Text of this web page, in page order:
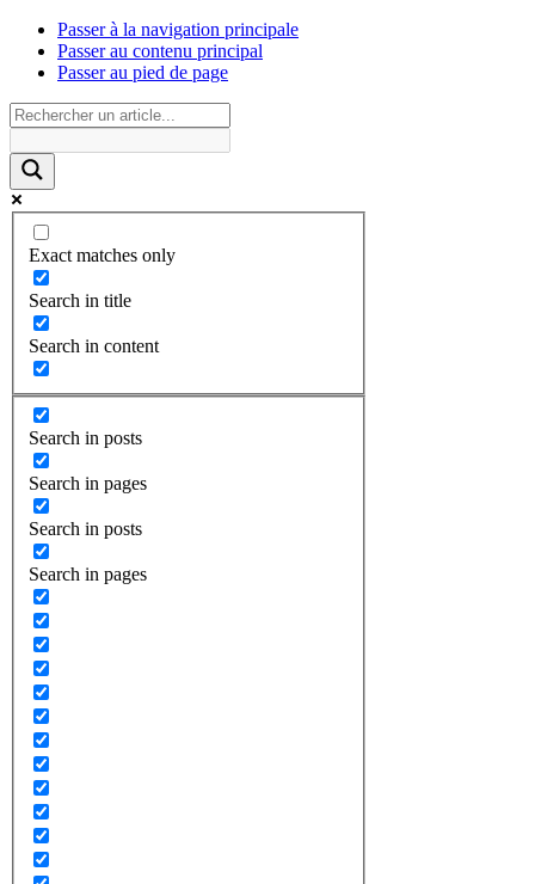
Passer à la navigation principale
Passer au contenu principal
Passer au pied de page
Exact matches only
Search in title
Search in content
Search in posts
Search in pages
Search in posts
Search in pages